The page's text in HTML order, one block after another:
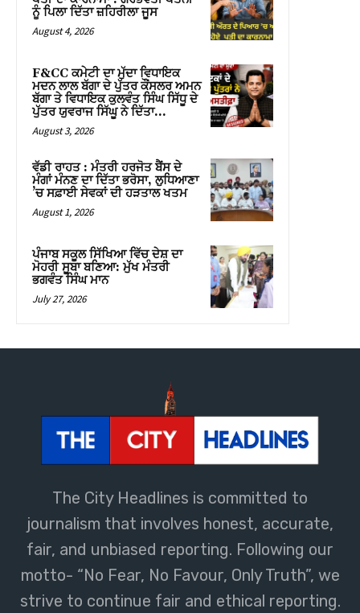
The City Headlines is committed to
journalism that involves honest, accurate,
fair, and unbiased reporting. Following our
motto- “No Fear, No Favour, Only Truth”, we
strive to continue fair and ethical reporting.